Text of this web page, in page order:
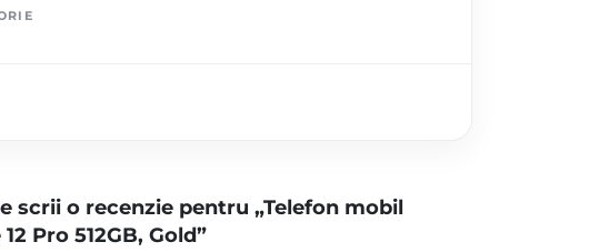
scrii o recenzie pentru „Telefon mobil
Pro 512GB, Gold”